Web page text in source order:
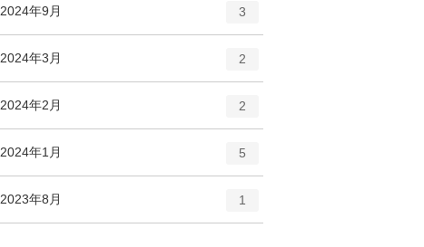
ー
2024年9月
ー
3
2024年3月
ー
2
2024年2月
ー
2
2024年1月
ー
5
2023年8月 1